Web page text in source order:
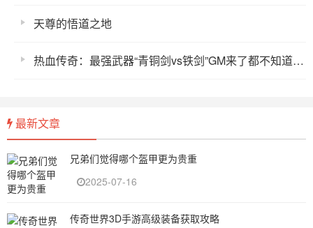
天尊的悟道之地
热血传奇：最强武器“青铜剑vs铁剑”GM来了都不知道该怎么选择
最新文章
兄弟们觉得哪个盔甲更为贵重
2025-07-16
传奇世界3D手游高级装备获取攻略